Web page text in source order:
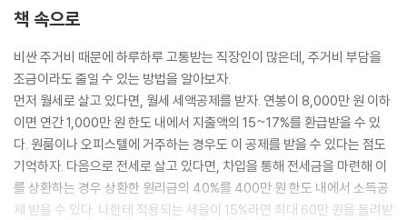
책 속으로
비싼 주거비 때문에 하루하루 고통받는 직장인이 많은데, 주거비 부담을
조금이라도 줄일 수 있는 방법을 알아보자.
먼저 월세로 살고 있다면, 월세 세액공제를 받자. 연봉이 8,000만 원 이하
이면 연간 1,000만 원 한도 내에서 지출액의 15~17%를 환급받을 수 있
다. 원룸이나 오피스텔에 거주하는 경우도 이 공제를 받을 수 있다는 점도
기억하자. 다음으로 전세로 살고 있다면, 차입을 통해 전세금을 마련해 이
를 상환하는 경우 상환한 원리금의 40%를 400만 원 한도 내에서 소득공
제 받을 수 있다. 나한테 적용되는 세율이 15%라면 최대 60만 원을 돌려받